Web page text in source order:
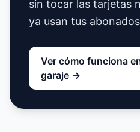
sin tocar las tarjetas
ya usan tus
Ver cómo funciona
garaje →